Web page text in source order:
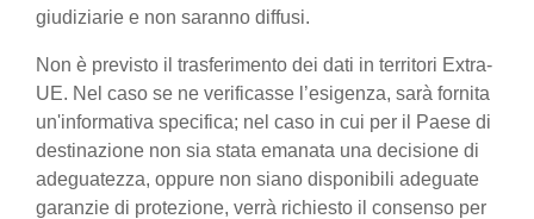
giudiziarie e non saranno diffusi.
Non è previsto il trasferimento dei dati in territori Extra-
UE. Nel caso se ne verificasse l’esigenza, sarà fornita
un'informativa specifica; nel caso in cui per il Paese di
destinazione non sia stata emanata una decisione di
adeguatezza, oppure non siano disponibili adeguate
garanzie di protezione, verrà richiesto il consenso per